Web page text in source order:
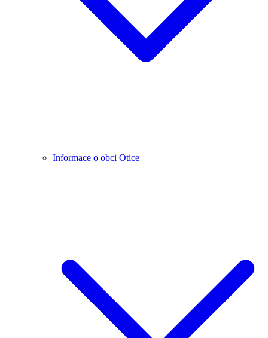
Informace o obci Otice